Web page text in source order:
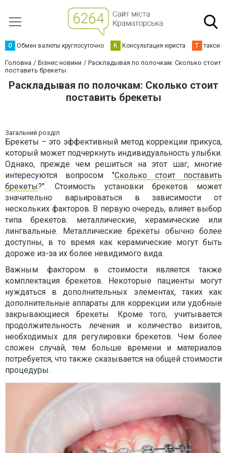
О Обмен валюты круглосуточно К Консультация юриста Т такси
Головна Бізнес новини
Раскладывая по полочкам: Сколько стоит
поставить брекеты
Раскладывая по полочкам: Сколько стоит
поставить брекеты
Загальний розділ
Брекеты – это эффективный метод коррекции прикуса,
который может подчеркнуть индивидуальность улыбки.
Однако, прежде чем решиться на этот шаг, многие
интересуются вопросом "Сколько стоит поставить
брекеты?". Стоимость установки брекетов может
значительно варьироваться в зависимости от
нескольких факторов. В первую очередь, влияет выбор
типа брекетов: металлические, керамические или
лингвальные. Металлические брекеты обычно более
доступны, в то время как керамические могут быть
дороже из-за их более невидимого вида.
Важным фактором в стоимости является также
комплектация брекетов. Некоторые пациенты могут
нуждаться в дополнительных элементах, таких как
дополнительные аппараты для коррекции или удобные
закрывающиеся брекеты. Кроме того, учитывается
продолжительность лечения и количество визитов,
необходимых для регулировки брекетов. Чем более
сложен случай, тем больше времени и материалов
потребуется, что также сказывается на общей стоимости
процедуры.